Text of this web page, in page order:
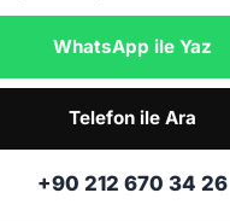
WhatsApp ile Yaz
Telefon ile Ara
+90 212 670 34 26